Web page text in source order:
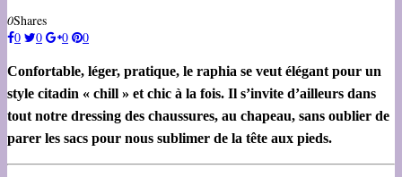
0Shares
0
0 0 0
Confortable, léger, pratique, le raphia se veut élégant pour un
style citadin « chill » et chic à la fois. Il s’invite d’ailleurs dans
tout notre dressing des chaussures, au chapeau, sans oublier de
parer les sacs pour nous sublimer de la tête aux pieds.